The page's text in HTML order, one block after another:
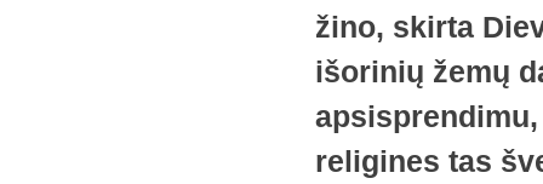
žino, skirta
išorinių žemų
religines tas